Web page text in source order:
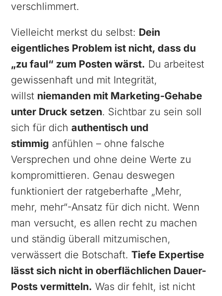
verschlimmert.
Vielleicht merkst du selbst: Dein
eigentliches Problem ist nicht, dass du
„zu faul“ zum Posten wärst. Du arbeitest
gewissenhaft und mit Integrität,
willst niemanden mit Marketing-Gehabe
unter Druck setzen. Sichtbar zu sein soll
sich für dichauthentisch und
stimmig anfühlen – ohne falsche
Versprechen und ohne deine Werte zu
kompromittieren. Genau deswegen
funktioniert der ratgeberhafte „Mehr,
mehr, mehr“-Ansatz für dich nicht. Wenn
man versucht, es allen recht zu machen
und ständig überall mitzumischen,
verwässert die Botschaft.Tiefe Expertise
lässt sich nicht in oberflächlichen Dauer-
Posts vermitteln. Was dir fehlt, ist nicht